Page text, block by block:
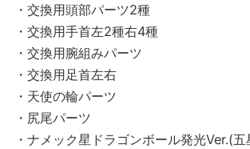
・交換用頭部パーツ2種
・交換用手首左2種右4種
・交換用腕組みパーツ
・交換用足首左右
・天使の輪パーツ
・尻尾パーツ
・ナメック星ドラゴンボール発光Ver.(五